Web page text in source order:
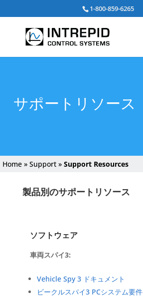
1-800-859-6265
サポートリソース
Home » Support » Support Resources
製品別のサポートリソース
ソフトウェア
車両スパイ3:
Vehicle Spy 3 ドキュメント
ビークルスパイ3 PCシステム要件